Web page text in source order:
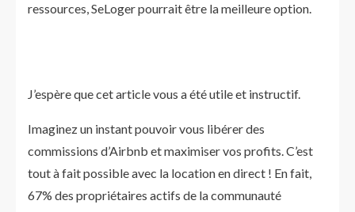
ressources, SeLoger pourrait être la meilleure option.
J’espère que cet article vous a été utile et instructif.
Imaginez un instant pouvoir vous libérer des
commissions d’Airbnb et maximiser vos profits. C’est
tout à fait possible avec la location en direct ! En fait,
67% des propriétaires actifs de la communauté